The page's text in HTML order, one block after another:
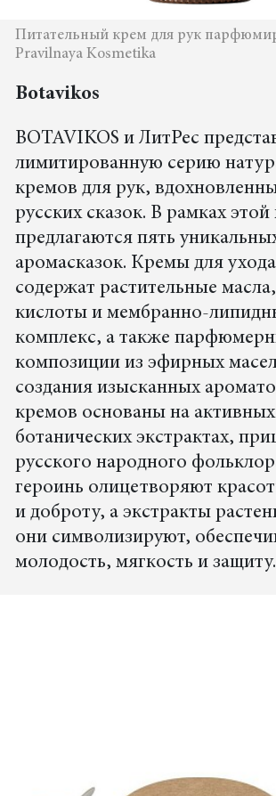
Питательный крем для рук
Pravilnaya Kosmetika
Botavikos
BOTAVIKOS и ЛитРес
лимитированную серию
кремов для рук,
русских сказок. В рамках
предлагаются пять
аромасказок. Кремы для
содержат растительные
кислоты и мембранно-
комплекс, а также
композиции из эфирных
создания изысканных
кремов основаны на активных
ботанических экстрактах,
русского народного
героинь олицетворяют
и доброту, а экстракты
они символизируют,
молодость, мягкость и защиту.